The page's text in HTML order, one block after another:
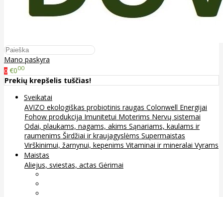
Mano paskyra
0 €000
Prekių krepšelis tuščias!
Sveikatai
AVIZO ekologiškas probiotinis raugas Colonwell Energijai
Fohow produkcija Imunitetui Moterims Nervų sistemai
Odai, plaukams, nagams, akims Sąnariams, kaulams ir
raumenims Širdžiai ir kraujagyslėms Supermaistas
Virškinimui, žarnynui, kepenims Vitaminai ir mineralai Vyrams
Maistas
Aliejus, sviestas, actas Gėrimai